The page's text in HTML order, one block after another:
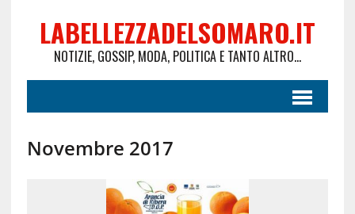
LABELLEZZADELSOMARO.IT
NOTIZIE, GOSSIP, MODA, POLITICA E TANTO ALTRO...
Novembre 2017